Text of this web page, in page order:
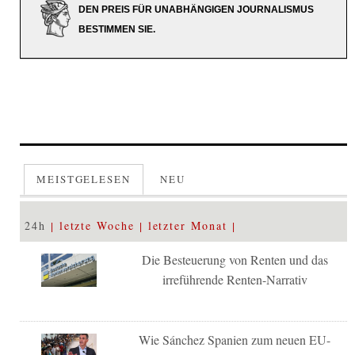
DEN PREIS FÜR UNABHÄNGIGEN JOURNALISMUS
BESTIMMEN SIE.
MEISTGELESEN NEU
24h letzte Woche letzter Monat
Die Besteuerung von Renten und das
irreführende Renten-Narrativ
Wie Sánchez Spanien zum neuen EU-